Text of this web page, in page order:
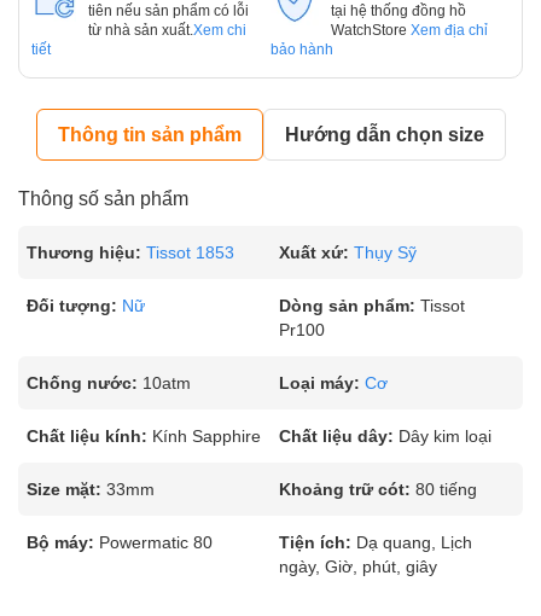
tiên nếu sản phẩm có lỗi
từ nhà sản xuất. Xem chi
tiết
tại hệ thống đồng hồ
WatchStore Xem địa chỉ
bảo hành
Thông tin sản phẩm Hướng dẫn chọn size
Thông số sản phẩm
Thương hiệu: Tissot 1853 Xuất xứ: Thụy Sỹ
Đối tượng: Nữ Dòng sản phẩm: Tissot
Pr100
Chống nước: 10atm Loại máy: Cơ
Chất liệu kính: Kính Sapphire Chất liệu dây: Dây kim loại
Size mặt: 33mm Khoảng trữ cót: 80 tiếng
Bộ máy: Powermatic 80 Tiện ích: Dạ quang, Lịch
ngày, Giờ, phút, giây